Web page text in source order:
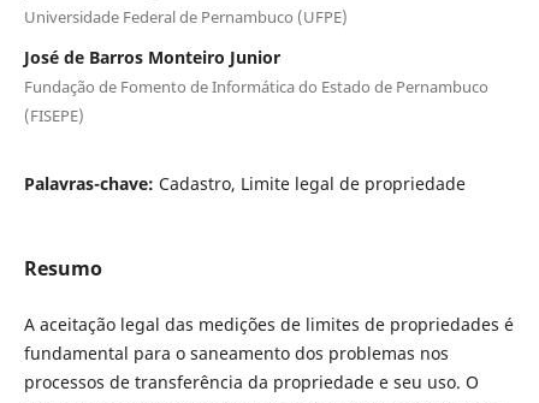
Universidade Federal de Pernambuco (UFPE)
José de Barros Monteiro Junior
Fundação de Fomento de Informática do Estado de Pernambuco
(FISEPE)
Palavras-chave: Cadastro, Limite legal de propriedade
Resumo
A aceitação legal das medições de limites de propriedades é
fundamental para o saneamento dos problemas nos
processos de transferência da propriedade e seu uso. O